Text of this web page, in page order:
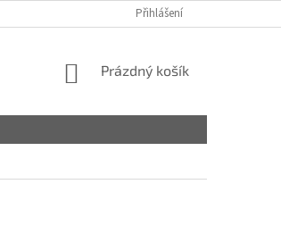
Přihlášení
NÁKUPNÍ
Prázdný košík